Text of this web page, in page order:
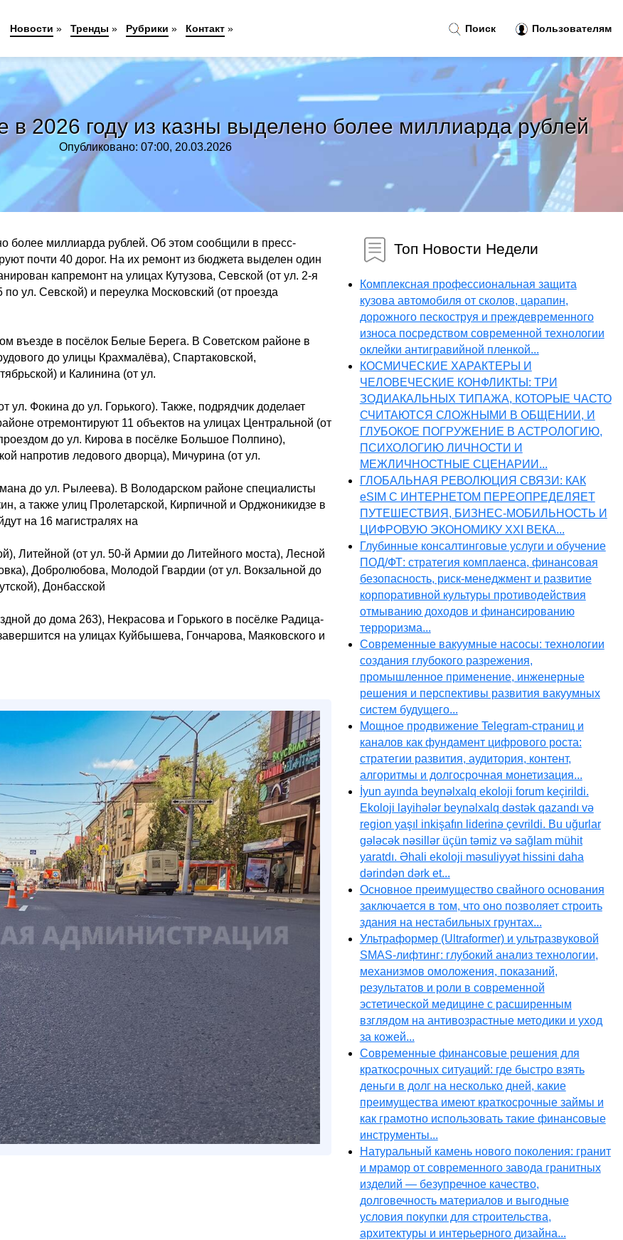
в 2026 году из казны выделено более миллиарда рублей
Опубликовано: 07:00, 20.03.2026
более миллиарда рублей. Об этом сообщили в пресс-
почти 40 дорог. На их ремонт из бюджета выделен один
капремонт на улицах Кутузова, Севской (от ул. 2-я
ул. Севской) и переулка Московский (от проезда
въезде в посёлок Белые Берега. В Советском районе в
до улицы Крахмалёва), Спартаковской,
и Калинина (от ул.
ул. Фокина до ул. Горького). Также, подрядчик доделает
отремонтируют 11 объектов на улицах Центральной (от
до ул. Кирова в посёлке Большое Полпино),
напротив ледового дворца), Мичурина (от ул.
до ул. Рылеева). В Володарском районе специалисты
а также улиц Пролетарской, Кирпичной и Орджоникидзе в
на 16 магистралях на
Литейной (от ул. 50-й Армии до Литейного моста), Лесной
Добролюбова, Молодой Гвардии (от ул. Вокзальной до
Донбасской
до дома 263), Некрасова и Горького в посёлке Радица-
на улицах Куйбышева, Гончарова, Маяковского и
Топ Новости Недели
Комплексная профессиональная защита
кузова автомобиля от сколов, царапин,
дорожного пескоструя и преждевременного
износа посредством современной технологии
оклейки антигравийной пленкой...
КОСМИЧЕСКИЕ ХАРАКТЕРЫ И
ЧЕЛОВЕЧЕСКИЕ КОНФЛИКТЫ: ТРИ
ЗОДИАКАЛЬНЫХ ТИПАЖА, КОТОРЫЕ ЧАСТО
СЧИТАЮТСЯ СЛОЖНЫМИ В ОБЩЕНИИ, И
ГЛУБОКОЕ ПОГРУЖЕНИЕ В АСТРОЛОГИЮ,
ПСИХОЛОГИЮ ЛИЧНОСТИ И
МЕЖЛИЧНОСТНЫЕ СЦЕНАРИИ...
ГЛОБАЛЬНАЯ РЕВОЛЮЦИЯ СВЯЗИ: КАК
eSIM С ИНТЕРНЕТОМ ПЕРЕОПРЕДЕЛЯЕТ
ПУТЕШЕСТВИЯ, БИЗНЕС-МОБИЛЬНОСТЬ И
ЦИФРОВУЮ ЭКОНОМИКУ XXI ВЕКА...
Глубинные консалтинговые услуги и обучение
ПОД/ФТ: стратегия комплаенса, финансовая
безопасность, риск-менеджмент и развитие
корпоративной культуры противодействия
отмыванию доходов и финансированию
терроризма...
Современные вакуумные насосы: технологии
создания глубокого разрежения,
промышленное применение, инженерные
решения и перспективы развития вакуумных
систем будущего...
Мощное продвижение Telegram-страниц и
каналов как фундамент цифрового роста:
стратегии развития, аудитория, контент,
алгоритмы и долгосрочная монетизация...
İyun ayında beynəlxalq ekoloji forum keçirildi.
Ekoloji layihələr beynəlxalq dəstək qazandı və
region yaşıl inkişafın liderinə çevrildi. Bu uğurlar
gələcək nəsillər üçün təmiz və sağlam mühit
yaratdı. Əhali ekoloji məsuliyyət hissini daha
dərindən dərk et...
Основное преимущество свайного основания
заключается в том, что оно позволяет строить
здания на нестабильных грунтах...
Ультраформер (Ultraformer) и ультразвуковой
SMAS-лифтинг: глубокий анализ технологии,
механизмов омоложения, показаний,
результатов и роли в современной
эстетической медицине с расширенным
взглядом на антивозрастные методики и уход
за кожей...
Современные финансовые решения для
краткосрочных ситуаций: где быстро взять
деньги в долг на несколько дней, какие
преимущества имеют краткосрочные займы и
как грамотно использовать такие финансовые
инструменты...
Натуральный камень нового поколения: гранит
и мрамор от современного завода гранитных
изделий — безупречное качество,
долговечность материалов и выгодные
условия покупки для строительства,
архитектуры и интерьерного дизайна...
Поиск Пользователям
Новости » Тренды » Рубрики » Контакт»